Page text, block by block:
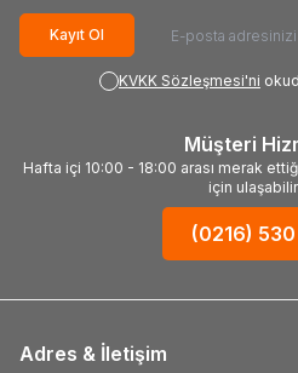
Kayıt Ol
KVKK Sözleşmesi'ni
Müşteri
Hafta içi 10:00 - 18:00 arası merak
için
(0216) 530
Adres & İletişim